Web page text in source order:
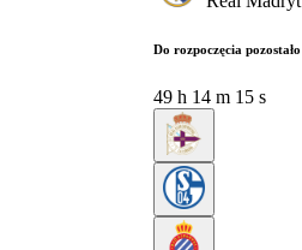
Do rozpoczęcia pozostało
49 h 14 m 14 s